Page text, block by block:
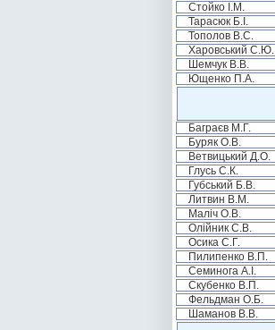
Стойко І.М.
Тарасюк Б.І.
Тополов В.С.
Харовський С.Ю.
Шемчук В.В.
Ющенко П.А.
Баграєв М.Г.
Буряк О.В.
Ветвицький Д.О.
Глусь С.К.
Губський Б.В.
Литвин В.М.
Маліч О.В.
Олійник С.В.
Осика С.Г.
Пилипенко В.П.
Семинога А.І.
Скубенко В.П.
Фельдман О.Б.
Шаманов В.В.